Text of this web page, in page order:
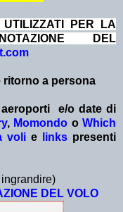
PER LA
DEL
ritorno a persona
e/o date di
, Momondo o Which
voli e links presenti
DEL VOLO